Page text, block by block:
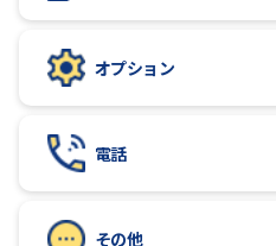
オプション
電話
その他